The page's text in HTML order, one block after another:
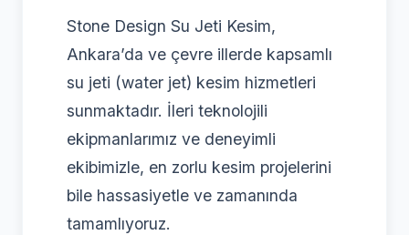
Stone Design Su Jeti Kesim,
Ankara’da ve çevre illerde kapsamlı
su jeti (water jet) kesim hizmetleri
sunmaktadır. İleri teknolojili
ekipmanlarımız ve deneyimli
ekibimizle, en zorlu kesim projelerini
bile hassasiyetle ve zamanında
tamamlıyoruz.